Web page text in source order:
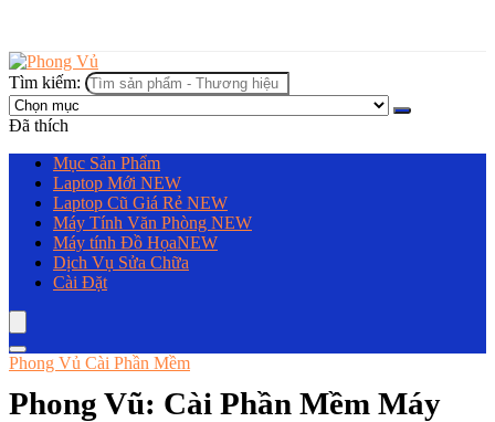
Tìm kiếm:
Đã thích
Mục Sản Phẩm
Laptop Mới NEW
Laptop Cũ Giá Rẻ NEW
Máy Tính Văn Phòng NEW
Máy tính Đồ HọaNEW
Dịch Vụ Sửa Chữa
Cài Đặt
Phong Vủ Cài Phần Mềm
Phong Vũ: Cài Phần Mềm Máy